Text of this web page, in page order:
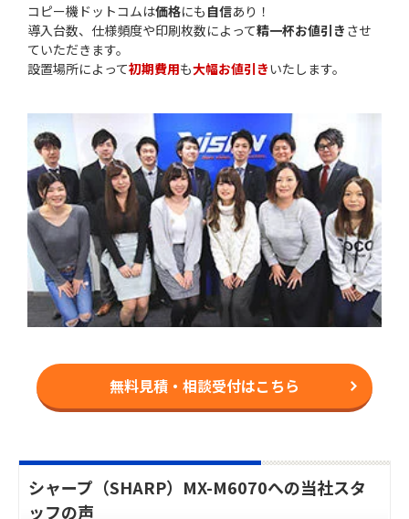
コピー機ドットコムは価格にも 自信あり！
導入台数、仕様頻度や印刷枚数によって精一杯お値引き させ
ていただきます。
設置場所によって初期費用も大幅お値引きいたします。
無料見積・相談受付はこちら
シャープ（SHARP）MX-M6070への当社スタ
ッフの声